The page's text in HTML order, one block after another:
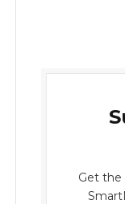
Get the